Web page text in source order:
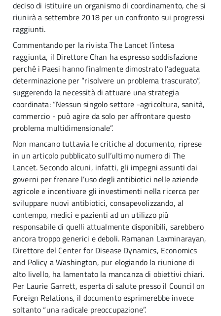
deciso di istituire un organismo di coordinamento, che si
riunirà a settembre 2018 per un confronto sui progressi
raggiunti.
Commentando per la rivista The Lancet l’intesa
raggiunta, il Direttore Chan ha espresso soddisfazione
perché i Paesi hanno finalmente dimostrato l’adeguata
determinazione per “risolvere un problema trascurato”,
suggerendo la necessità di attuare una strategia
coordinata: “Nessun singolo settore -agricoltura, sanità,
commercio - può agire da solo per affrontare questo
problema multidimensionale”.
Non mancano tuttavia le critiche al documento, riprese
in un articolo pubblicato sull’ultimo numero di The
Lancet. Secondo alcuni, infatti, gli impegni assunti dai
governi per frenare l’uso degli antibiotici nelle aziende
agricole e incentivare gli investimenti nella ricerca per
sviluppare nuovi antibiotici, consapevolizzando, al
contempo, medici e pazienti ad un utilizzo più
responsabile di quelli attualmente disponibili, sarebbero
ancora troppo generici e deboli. Ramanan Laxminarayan,
Direttore del Center for Disease Dynamics, Economics
and Policy a Washington, pur elogiando la riunione di
alto livello, ha lamentato la mancanza di obiettivi chiari.
Per Laurie Garrett, esperta di salute presso il Council on
Foreign Relations, il documento esprimerebbe invece
soltanto “una radicale preoccupazione”.